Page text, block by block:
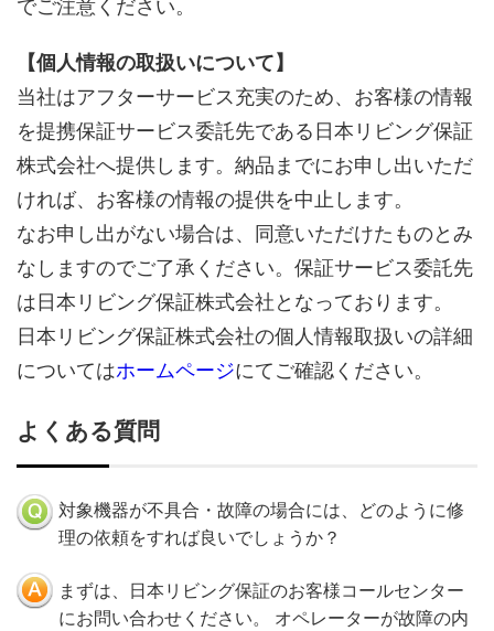
でご注意ください。
【個人情報の取扱いについて】
当社はアフターサービス充実のため、お客様の情報
を提携保証サービス委託先である日本リビング保証
株式会社へ提供します。納品までにお申し出いただ
ければ、お客様の情報の提供を中止します。
なお申し出がない場合は、同意いただけたものとみ
なしますのでご了承ください。保証サービス委託先
は日本リビング保証株式会社となっております。
日本リビング保証株式会社の個人情報取扱いの詳細
についてはホームページにてご確認ください。
よくある質問
対象機器が不具合・故障の場合には、どのように修
理の依頼をすれば良いでしょうか？
まずは、日本リビング保証のお客様コールセンター
にお問い合わせください。 オペレーターが故障の内